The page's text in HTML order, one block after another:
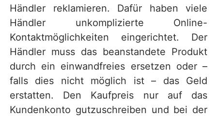
Händler reklamieren. Dafür haben viele
Händler unkomplizierte Online-
Kontaktmöglichkeiten eingerichtet. Der
Händler muss das beanstandete Produkt
durch ein einwandfreies ersetzen oder –
falls dies nicht möglich ist – das Geld
erstatten. Den Kaufpreis nur auf das
Kundenkonto gutzuschreiben und bei der